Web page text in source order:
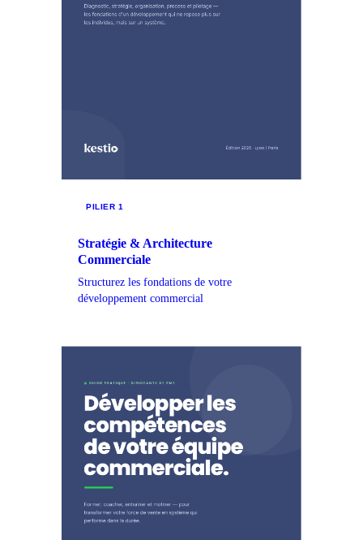
PILIER 1
Stratégie & Architecture
Commerciale
Structurez les fondations de votre
développement commercial